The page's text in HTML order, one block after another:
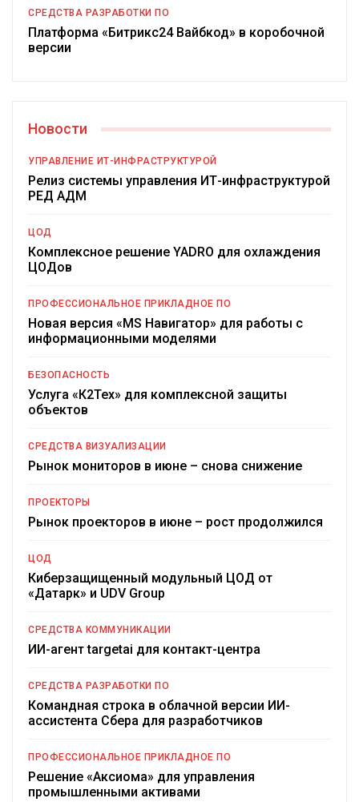
СРЕДСТВА РАЗРАБОТКИ ПО
Платформа «Битрикс24 Вайбкод» в коробочной
версии
Новости
УПРАВЛЕНИЕ ИТ-ИНФРАСТРУКТУРОЙ
Релиз системы управления ИТ-инфраструктурой
РЕД АДМ
ЦОД
Комплексное решение YADRO для охлаждения
ЦОДов
ПРОФЕССИОНАЛЬНОЕ ПРИКЛАДНОЕ ПО
Новая версия «MS Навигатор» для работы с
информационными моделями
БЕЗОПАСНОСТЬ
Услуга «К2Тех» для комплексной защиты
объектов
СРЕДСТВА ВИЗУАЛИЗАЦИИ
Рынок мониторов в июне – снова снижение
ПРОЕКТОРЫ
Рынок проекторов в июне – рост продолжился
ЦОД
Киберзащищенный модульный ЦОД от
«Датарк» и UDV Group
СРЕДСТВА КОММУНИКАЦИИ
ИИ-агент targetai для контакт-центра
СРЕДСТВА РАЗРАБОТКИ ПО
Командная строка в облачной версии ИИ-
ассистента Сбера для разработчиков
ПРОФЕССИОНАЛЬНОЕ ПРИКЛАДНОЕ ПО
Решение «Аксиома» для управления
промышленными активами